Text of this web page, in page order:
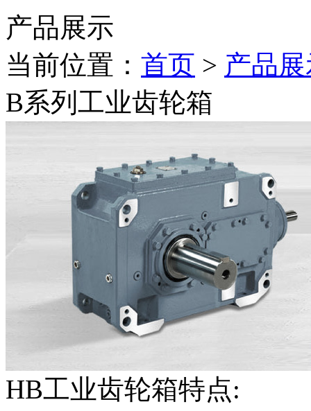
产品展示
当前位置： 首页 > 产品
B系列工业齿轮箱
HB工业齿轮箱特点: